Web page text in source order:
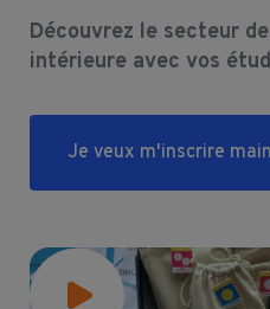
Découvrez le secteur
intérieure avec vos
Je veux m'inscrire